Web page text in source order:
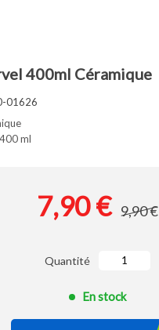
400ml Céramique
01626
ml
7,90 € 9,90 €
Quantité
En stock